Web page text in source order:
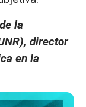
la
director
en la